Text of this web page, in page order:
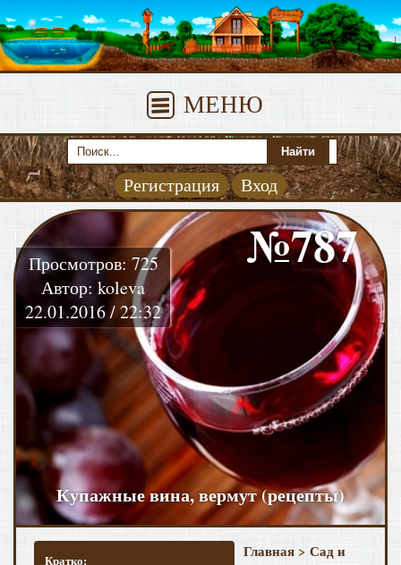
МЕНЮ
Регистрация Вход
№787
Просмотров: 725
Автор: koleva
22.01.2016 / 22:32
Купажные вина, вермут (рецепты)
Кратко:
Главная > Сад и